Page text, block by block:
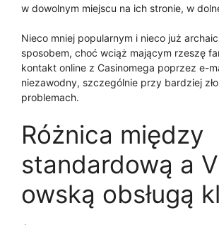
w dowolnym miejscu na ich stronie, w
Nieco mniej popularnym i nieco już
sposobem, choć wciąż mającym rzeszę
kontakt online z Casinomega poprzez e-
niezawodny, szczególnie przy bardziej
problemach.
Różnica między
standardową a
owską obsługą